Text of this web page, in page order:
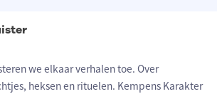
we elkaar verhalen toe. Over
heksen en rituelen. Kempens Karakter